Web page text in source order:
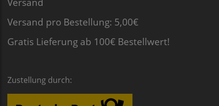
Versand pro Bestellung: 5,00€
Gratis Lieferung ab 100€ Bestellwert!
Zustellung durch: